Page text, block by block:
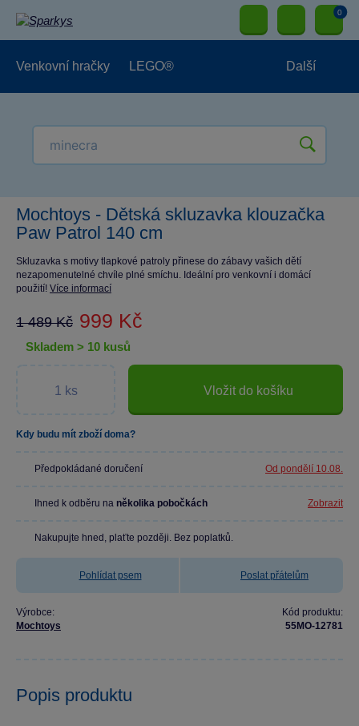
0
Venkovní hračky LEGO® Další
Mochtoys - Dětská skluzavka klouzačka
Paw Patrol 140 cm
Skluzavka s motivy tlapkové patroly přinese do zábavy vašich dětí
nezapomenutelné chvíle plné smíchu. Ideální pro venkovní i domácí
použití! Více informací
1 489 Kč 999 Kč
skladem > 10 kusů
Vložit do košíku
Kdy budu mít zboží doma?
Předpokládané doručení Od pondělí 10.08.
Ihned k odběru na několika pobočkách Zobrazit
Nakupujte hned, plaťte později. Bez poplatků.
Pohlídat psem Poslat přátelům
Výrobce:
Mochtoys
Kód produktu:
55MO-12781
Popis produktu